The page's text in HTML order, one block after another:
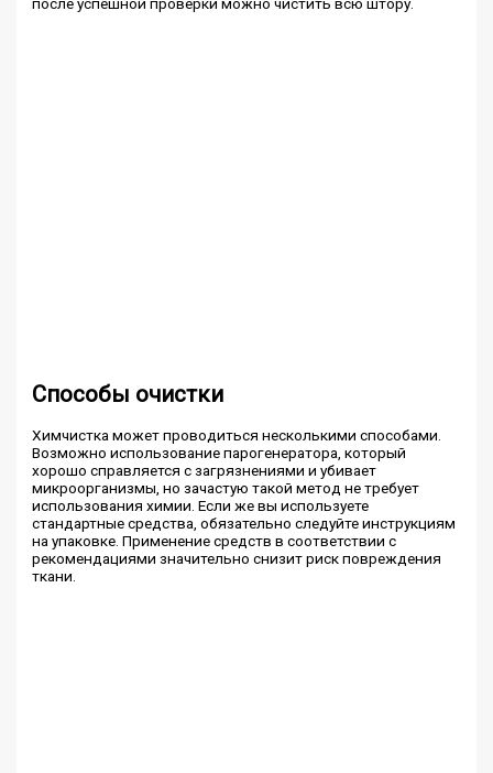
Способы очистки
Химчистка может проводиться несколькими способами.
Возможно использование парогенератора, который
хорошо справляется с загрязнениями и убивает
микроорганизмы, но зачастую такой метод не требует
использования химии. Если же вы используете
стандартные средства, обязательно следуйте инструкциям
на упаковке. Применение средств в соответствии с
рекомендациями значительно снизит риск повреждения
ткани.